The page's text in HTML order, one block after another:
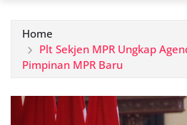
Home
Plt Sekjen MPR Ungkap
Pimpinan MPR Baru